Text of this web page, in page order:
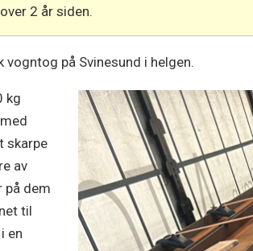
2 år siden.
på Svinesund i helgen.
kg
skarpe
av
på dem
til
en